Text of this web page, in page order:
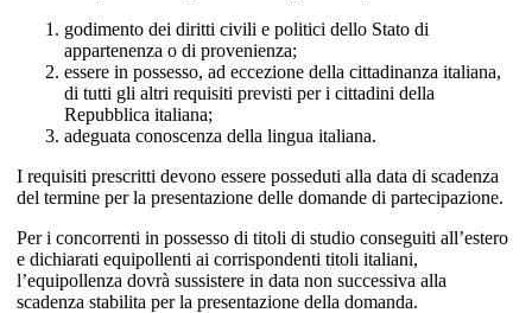
godimento dei diritti civili e politici dello Stato di
appartenenza o di provenienza;
essere in possesso, ad eccezione della cittadinanza italiana,
di tutti gli altri requisiti previsti per i cittadini della
Repubblica italiana;
adeguata conoscenza della lingua italiana.
I requisiti prescritti devono essere posseduti alla data di scadenza
del termine per la presentazione delle domande di partecipazione.
Per i concorrenti in possesso di titoli di studio conseguiti all’estero
e dichiarati equipollenti ai corrispondenti titoli italiani,
l’equipollenza dovrà sussistere in data non successiva alla
scadenza stabilita per la presentazione della domanda.